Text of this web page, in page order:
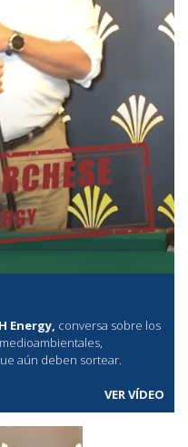
Energy, conversa sobre los
aún deben sortear.
VER VÍDEO